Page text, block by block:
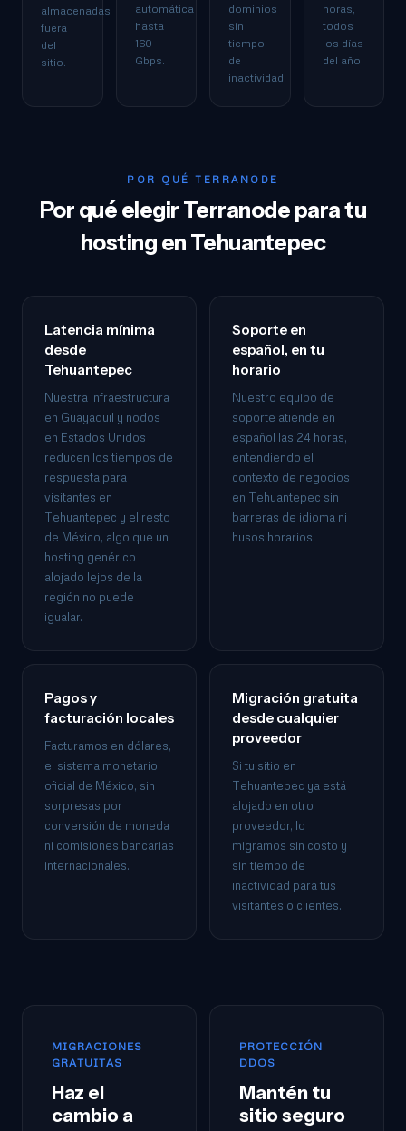
almacenadas
fuera
del
sitio.
automática
hasta
160
Gbps.
dominios
sin
tiempo
de
inactividad.
horas,
todos
los días
del año.
POR QUÉ TERRANODE
Por qué elegir Terranode para tu
hosting en Tehuantepec
Latencia mínima
desde
Tehuantepec
Nuestra infraestructura
en Guayaquil y nodos
en Estados Unidos
reducen los tiempos de
respuesta para
visitantes en
Tehuantepec y el resto
de México, algo que un
hosting genérico
alojado lejos de la
región no puede
igualar.
Soporte en
español, en tu
horario
Nuestro equipo de
soporte atiende en
español las 24 horas,
entendiendo el
contexto de negocios
en Tehuantepec sin
barreras de idioma ni
husos horarios.
Pagos y
facturación locales
Facturamos en dólares,
el sistema monetario
oficial de México, sin
sorpresas por
conversión de moneda
ni comisiones bancarias
internacionales.
Migración gratuita
desde cualquier
proveedor
Si tu sitio en
Tehuantepec ya está
alojado en otro
proveedor, lo
migramos sin costo y
sin tiempo de
inactividad para tus
visitantes o clientes.
MIGRACIONES
GRATUITAS
Haz el
cambio a
PROTECCIÓN
DDOS
Mantén tu
sitio seguro